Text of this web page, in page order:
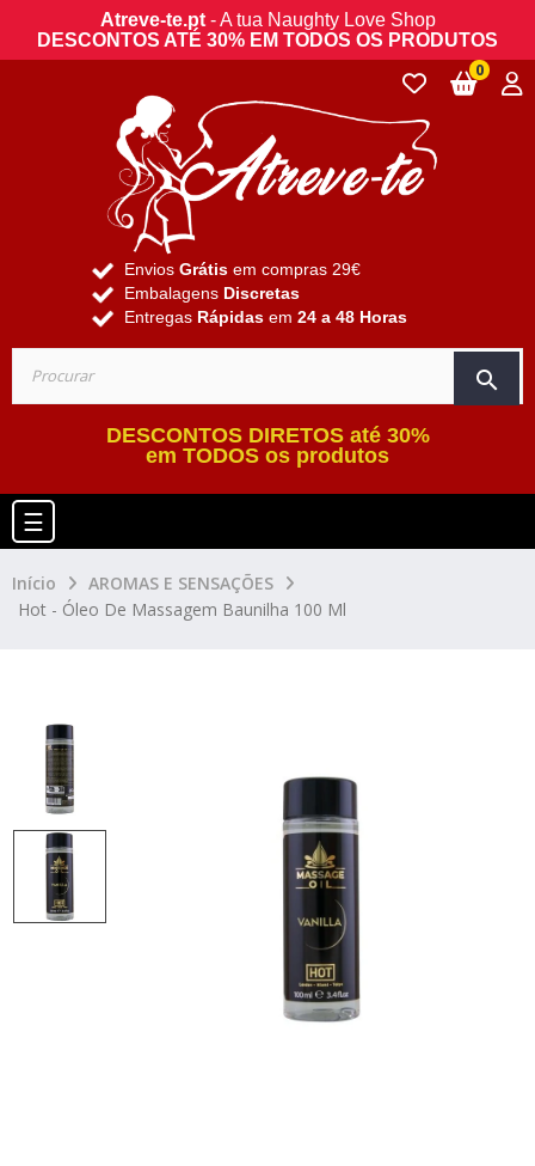
Atreve-te.pt- A tua Naughty Love Shop
DESCONTOS ATÉ 30% EM TODOS OS PRODUTOS
Envios Grátis em compras 29€
Embalagens Discretas
Entregas Rápidas em 24 a 48 Horas
search
0
DESCONTOS DIRETOS até 30%
em TODOS os produtos
Toggle navigation
☰
Início
AROMAS E SENSAÇÕES
Hot - Óleo De Massagem Baunilha 100 Ml